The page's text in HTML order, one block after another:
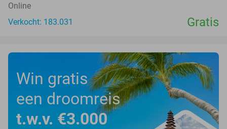
Online
Verkocht: 183.031
Gratis
Win gratis
een droomreis
t.w.v. €3.000